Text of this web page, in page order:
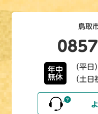
鳥取
年中
無休
（平
（土